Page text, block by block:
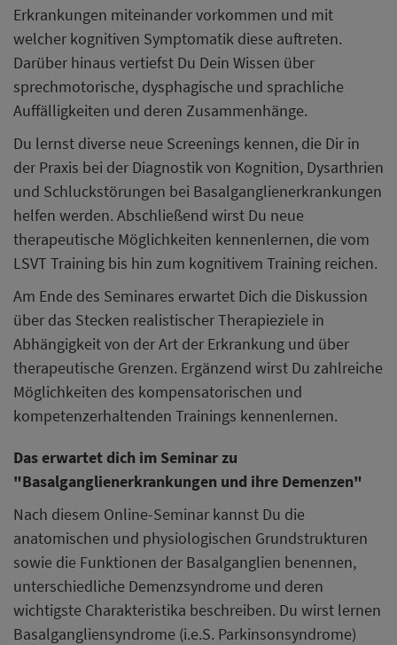
Erkrankungen miteinander vorkommen und mit
welcher kognitiven Symptomatik diese auftreten.
Darüber hinaus vertiefst Du Dein Wissen über
sprechmotorische, dysphagische und sprachliche
Auffälligkeiten und deren Zusammenhänge.
Du lernst diverse neue Screenings kennen, die Dir in
der Praxis bei der Diagnostik von Kognition, Dysarthrien
und Schluckstörungen bei Basalganglienerkrankungen
helfen werden. Abschließend wirst Du neue
therapeutische Möglichkeiten kennenlernen, die vom
LSVT Training bis hin zum kognitivem Training reichen.
Am Ende des Seminares erwartet Dich die Diskussion
über das Stecken realistischer Therapieziele in
Abhängigkeit von der Art der Erkrankung und über
therapeutische Grenzen. Ergänzend wirst Du zahlreiche
Möglichkeiten des kompensatorischen und
kompetenzerhaltenden Trainings kennenlernen.
Das erwartet dich im Seminar zu
"Basalganglienerkrankungen und ihre Demenzen"
Nach diesem Online-Seminar kannst Du die
anatomischen und physiologischen Grundstrukturen
sowie die Funktionen der Basalganglien benennen,
unterschiedliche Demenzsyndrome und deren
wichtigste Charakteristika beschreiben. Du wirst lernen
Basalgangliensyndrome (i.e.S. Parkinsonsyndrome)